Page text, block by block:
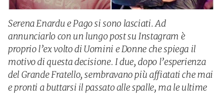
Serena Enardu e Pago si sono lasciati. Ad
annunciarlo con un lungo post su Instagram è
proprio l’ex volto di Uomini e Donne che spiega il
motivo di questa decisione. I due, dopo l’esperienza
del Grande Fratello, sembravano più affiatati che mai
e pronti a buttarsi il passato alle spalle, ma le ultime